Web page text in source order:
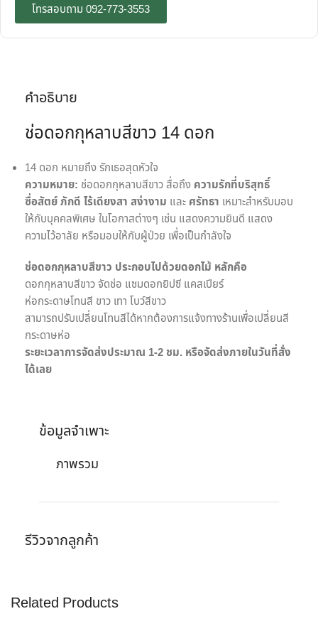
โทรสอบถาม 092-773-3553
ข้อมูลจำเพาะ
ภาพรวม
รีวิวจากลูกค้า
คำอธิบาย
ช่อดอกกุหลาบสีขาว 14 ดอก
14 ดอก หมายถึง รักเธอสุดหัวใจ
ความหมาย: ช่อดอกกุหลาบสีขาว สื่อถึง ความรักที่บริสุทธิ์
ซื่อสัตย์ภักดี ไร้เดียงสา สง่างาม และ ศรัทธา เหมาะสำหรับมอบ
ให้กับบุคคลพิเศษ ในโอกาสต่างๆ เช่น แสดงความยินดี แสดง
ความไว้อาลัย หรือมอบให้กับผู้ป่วย เพื่อเป็นกำลังใจ
ช่อดอกกุหลาบสีขาว ประกอบไปด้วยดอกไม้ หลักคือ
ดอกกุหลาบสีขาว จัดช่อ แซมดอกยิปซี แคสเปียร์
ห่อกระดาษโทนสี ขาว เทา โบว์สีขาว
สามารถปรับเปลี่ยนโทนสีได้หากต้องการแจ้งทางร้านเพื่อเปลี่ยนสี
กระดาษห่อ
ระยะเวลาการจัดส่งประมาณ 1-2 ชม. หรือจัดส่งภายในวันที่สั่ง
ได้เลย
Related Products